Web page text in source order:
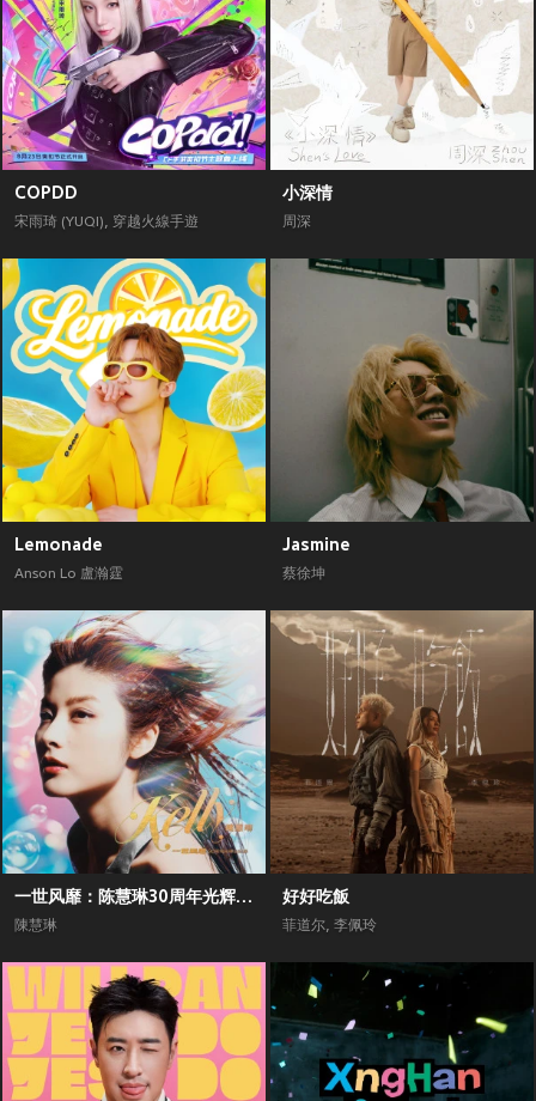
COPDD
宋雨琦 (YUQI), 穿越火線手遊
小深情
周深
Lemonade
Anson Lo 盧瀚霆
Jasmine
蔡徐坤
一世风靡：陈慧琳30周年光辉全纪录
陳慧琳
好好吃飯
菲道尔, 李佩玲